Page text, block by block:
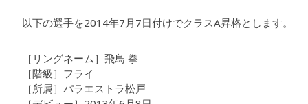
以下の選手を2014年7月7日付けでクラスA昇格とします。
［リングネーム］飛鳥 拳
［階級］フライ
［所属］パラエストラ松戸